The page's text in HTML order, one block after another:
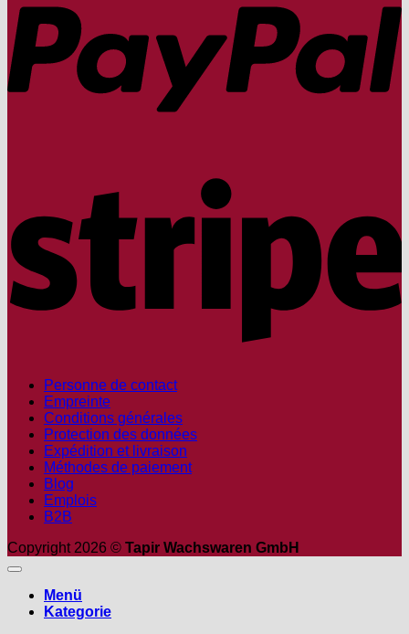
Personne de contact
Empreinte
Conditions générales
Protection des données
Expédition et livraison
Méthodes de paiement
Blog
Emplois
B2B
Copyright 2026 © Tapir Wachswaren GmbH
Menü
Kategorie